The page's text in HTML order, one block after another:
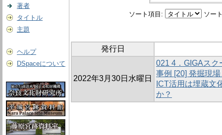
著者
タイトル
主題
ヘルプ
DSpaceについて
ソート項目: ソー
発行日
2022年3月30日水曜日
021 4．GIGAス
事例 [20] 発掘現
ICT活用は埋蔵文
か？